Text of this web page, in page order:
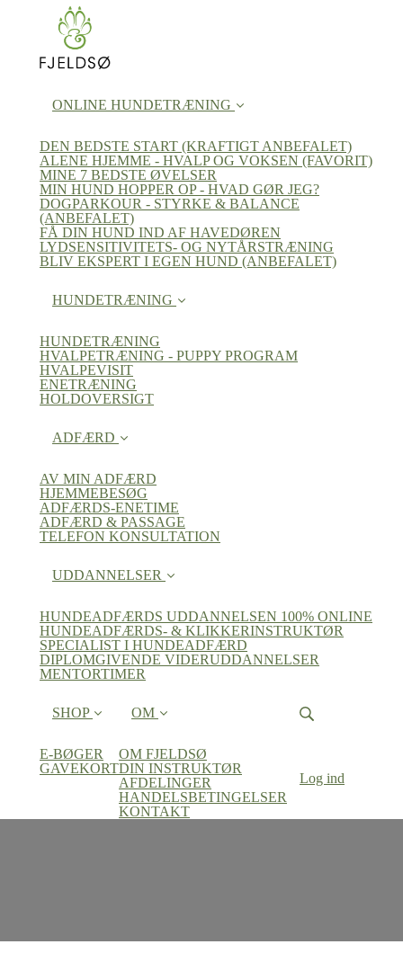
ONLINE HUNDETRÆNING
DEN BEDSTE START (KRAFTIGT ANBEFALET)
ALENE HJEMME - HVALP OG VOKSEN (FAVORIT)
MINE 7 BEDSTE ØVELSER
MIN HUND HOPPER OP - HVAD GØR JEG?
DOGPARKOUR - STYRKE & BALANCE
(ANBEFALET)
FÅ DIN HUND IND AF HAVEDØREN
LYDSENSITIVITETS- OG NYTÅRSTRÆNING
BLIV EKSPERT I EGEN HUND (ANBEFALET)
HUNDETRÆNING
HUNDETRÆNING
HVALPETRÆNING - PUPPY PROGRAM
HVALPEVISIT
ENETRÆNING
HOLDOVERSIGT
ADFÆRD
AV MIN ADFÆRD
HJEMMEBESØG
ADFÆRDS-ENETIME
ADFÆRD & PASSAGE
TELEFON KONSULTATION
UDDANNELSER
HUNDEADFÆRDS UDDANNELSEN 100% ONLINE
HUNDEADFÆRDS- & KLIKKERINSTRUKTØR
SPECIALIST I HUNDEADFÆRD
DIPLOMGIVENDE VIDERUDDANNELSER
MENTORTIMER
SHOP
E-BØGER
GAVEKORT
OM
OM FJELDSØ
DIN INSTRUKTØR
AFDELINGER
HANDELSBETINGELSER
KONTAKT
Log ind